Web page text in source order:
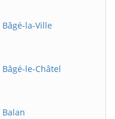
la-Ville
le-Châtel